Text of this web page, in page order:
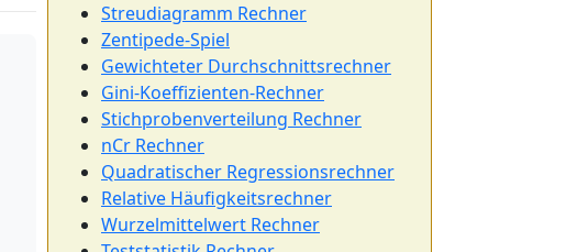
Streudiagramm Rechner
Zentipede-Spiel
Gewichteter Durchschnittsrechner
Gini-Koeffizienten-Rechner
Stichprobenverteilung Rechner
nCr Rechner
Quadratischer Regressionsrechner
Relative Häufigkeitsrechner
Wurzelmittelwert Rechner